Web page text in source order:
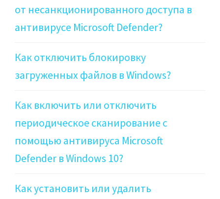
от несанкционированного доступа в
антивирусе Microsoft Defender?
Как отключить блокировку
загруженных файлов в Windows?
Как включить или отключить
периодическое сканирование с
помощью антивируса Microsoft
Defender в Windows 10?
Как установить или удалить